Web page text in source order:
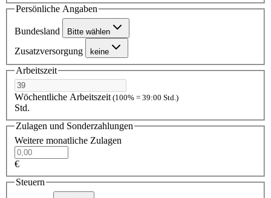
Persönliche Angaben
Bundesland Bitte wählen
Zusatzversorgung keine
Arbeitszeit
Wöchentliche Arbeitszeit(100% = 39:00 Std.)
Std.
Zulagen und Sonderzahlungen
Weitere monatliche Zulagen
€
Steuern